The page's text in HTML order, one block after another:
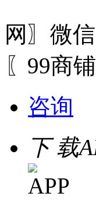
网〗微信
〖99商
咨询
下 载